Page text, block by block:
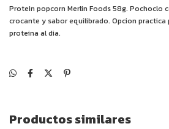
Protein popcorn Merlin Foods 58g. Pochoclo
crocante y sabor equilibrado. Opcion practica
proteina al dia.
Productos similares